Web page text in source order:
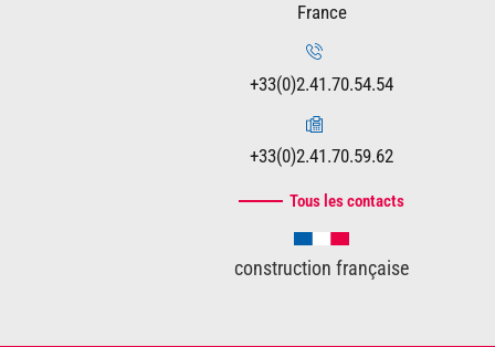
France
+33(0)2.41.70.54.54
+33(0)2.41.70.59.62
Tous les contacts
construction française